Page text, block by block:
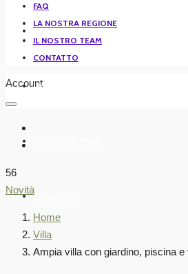
FAQ
LA NOSTRA REGIONE
CONTATTO
FAQ
LA NOSTRA REGIONE
IL NOSTRO TEAM
CONTATTO
Account
56
Novità
Home
Villa
Ampia villa con giardino, piscina